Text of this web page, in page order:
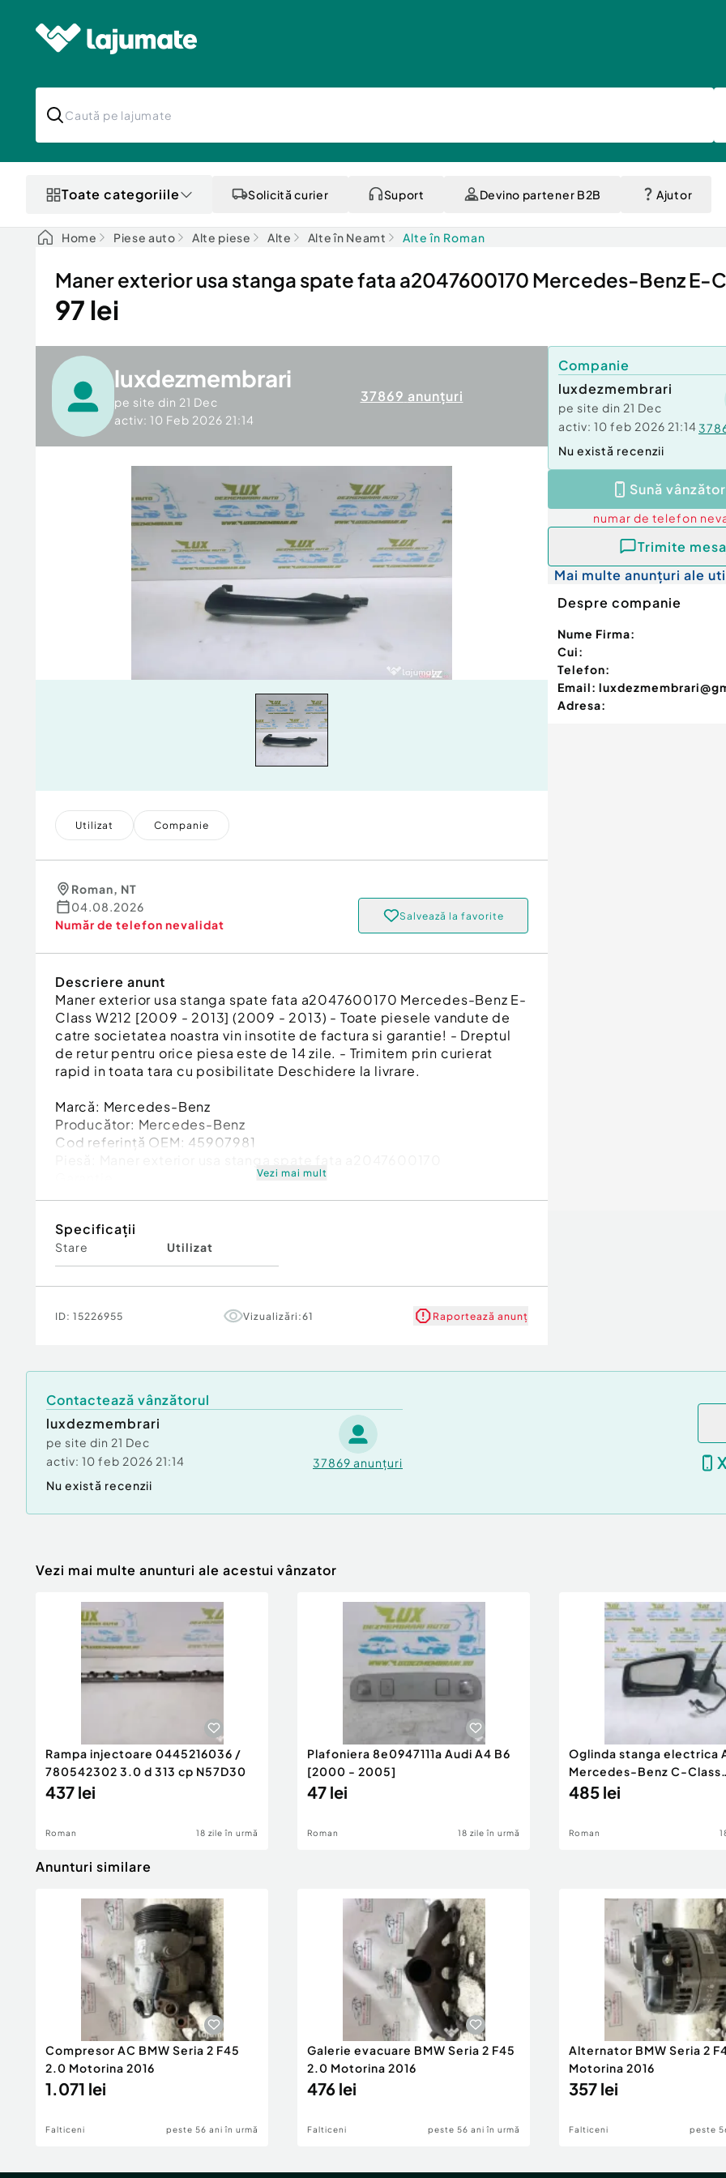
Toate categoriile Solicită curier Suport Devino partener B2B Ajutor
Home Piese auto Alte piese Alte Alte în Neamt Alte în Roman
Maner exterior usa stanga spate fata a2047600170 Mercedes-Benz E-
97 lei
luxdezmembrari
pe site din 21 Dec
activ: 10 Feb 2026 21:14
37869 anunțuri
Utilizat Companie
Roman, NT
04.08.2026
Număr de telefon nevalidat
Salvează la favorite
Descriere anunt
Maner exterior usa stanga spate fata a2047600170 Mercedes-Benz E-
Class W212 [2009 - 2013] (2009 - 2013) - Toate piesele vandute de
catre societatea noastra vin insotite de factura si garantie! - Dreptul
de retur pentru orice piesa este de 14 zile. - Trimitem prin curierat
rapid in toata tara cu posibilitate Deschidere la livrare.
Marcă: Mercedes-Benz
Producător: Mercedes-Benz
Cod referinţă OEM: 45907981
Vezi mai mult
Specificații
Stare Utilizat
ID: 15226955 Vizualizări:61 Raportează anunț
Companie
luxdezmembrari
pe site din 21 Dec
activ: 10 feb 2026 21:14
Nu există recenzii
Sună
numar de telefon
Trimite
Mai multe anunțuri ale
Despre companie
Nume Firma:
Cui:
Telefon:
Email:
Adresa:
Contactează vânzătorul
luxdezmembrari
pe site din 21 Dec
activ: 10 feb 2026 21:14 37869 anunțuri
Nu există recenzii
Vezi mai multe anunturi ale acestui vânzator
Rampa injectoare 0445216036 /
780542302 3.0 d 313 cp N57D30
437 lei
Roman 18 zile în urmă
Plafoniera 8e0947111a Audi A4 B6
[2000 - 2005]
47 lei
Roman 18 zile în urmă
Oglinda stanga electrica
Mercedes-Benz C-Class
W204/S204 [200
485 lei
Roman
Anunturi similare
Compresor AC BMW Seria 2 F45
2.0 Motorina 2016
1.071 lei
Falticeni peste 56 ani în urmă
Galerie evacuare BMW Seria 2 F45
2.0 Motorina 2016
476 lei
Falticeni peste 56 ani în urmă
Alternator BMW Seria 2
Motorina 2016
357 lei
Falticeni peste